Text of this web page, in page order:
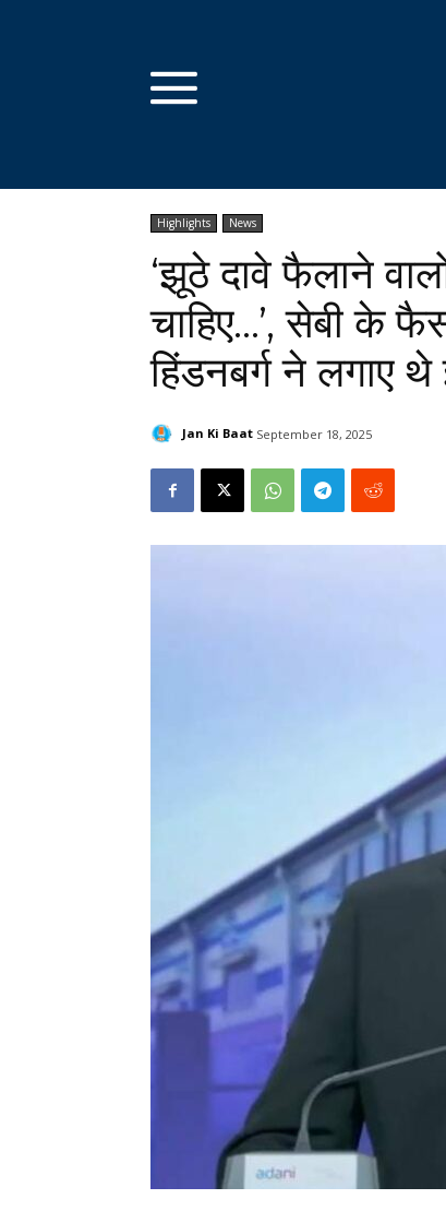
Highlights News
‘झूठे दावे फैलाने
चाहिए…’, सेबी के
हिंडनबर्ग ने लगाए
Jan Ki Baat September 18, 2025